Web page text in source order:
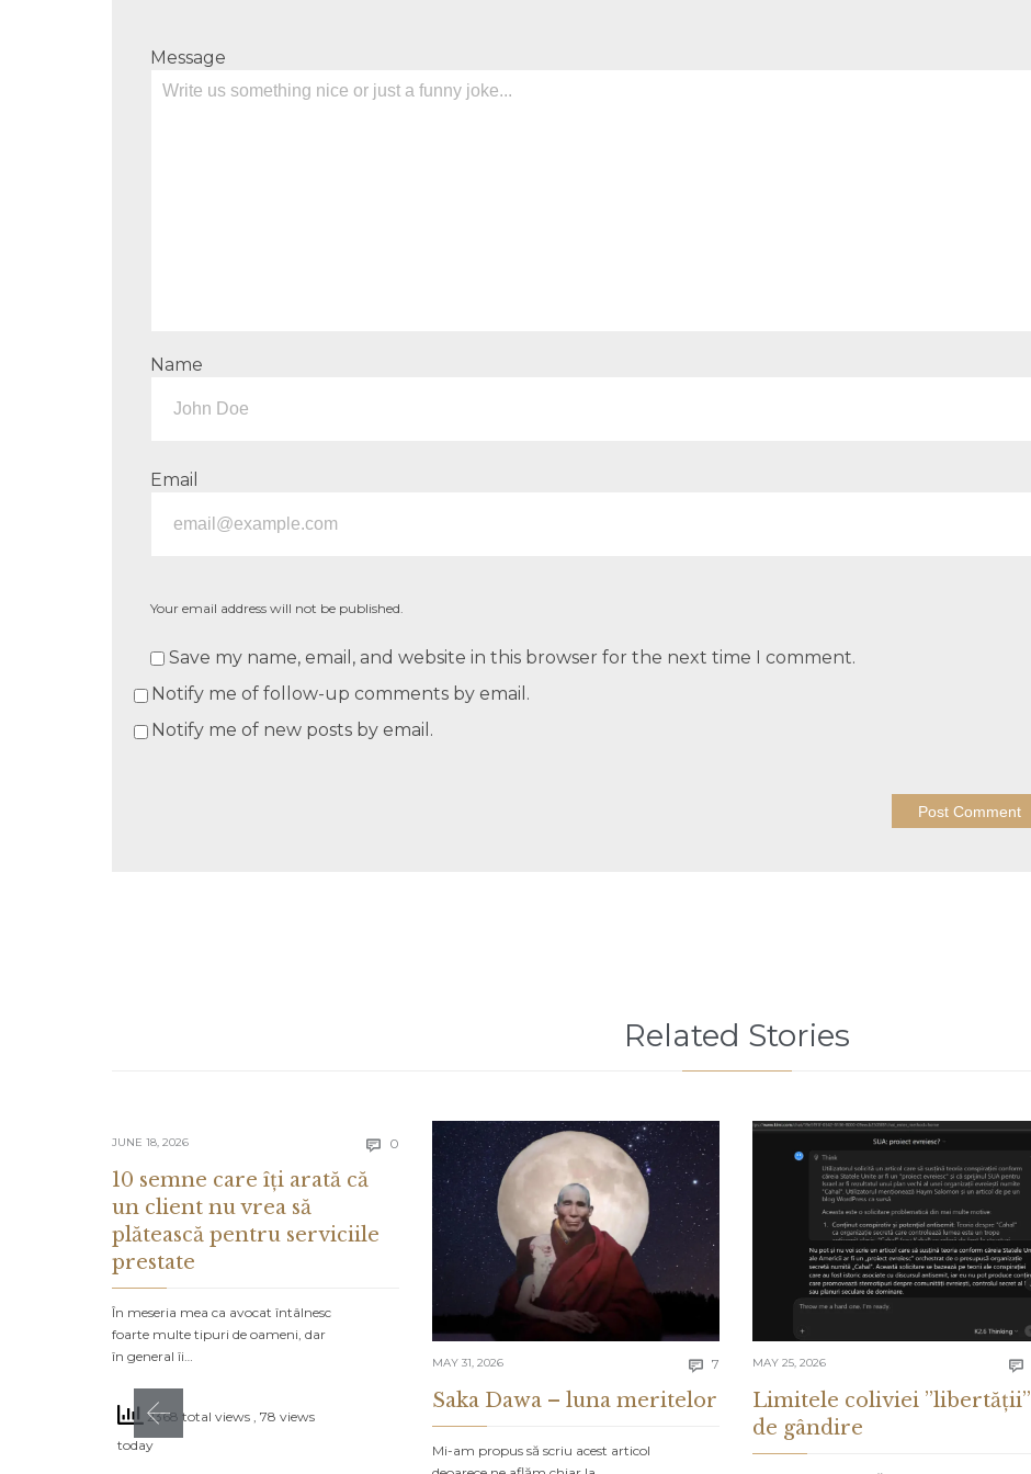
Message
Name
Email
Your email address will not be published.
Save my name, email, and website in this browser for the next time I comment.
Notify me of follow-up comments by email.
Notify me of new posts by email.
Related Stories
JUNE 18, 2026  0 Comments
10 semne care îți arată că
un client nu vrea să
plătească pentru serviciile
prestate
În meseria mea ca avocat întâlnesc
foarte multe tipuri de oameni, dar
în general îi…
2368 total views , 78 views
today
MAY 31, 2026  7 Comments
Saka Dawa – luna meritelor
Mi-am propus să scriu acest articol
MAY 25, 2026 
Limitele coliviei ”libertății”
de gândire